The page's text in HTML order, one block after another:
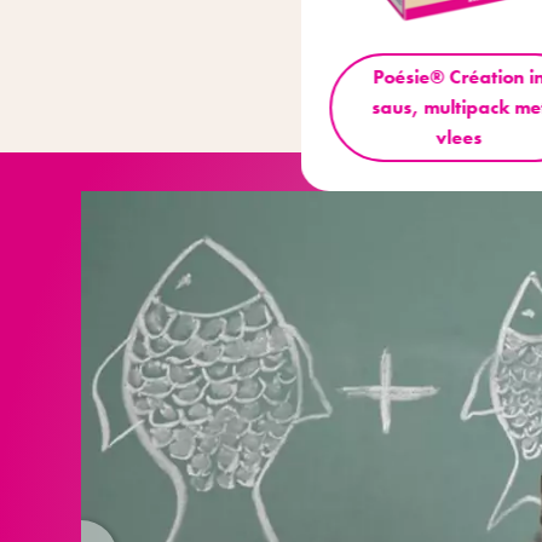
Poésie® Création
saus, multipack
vlees